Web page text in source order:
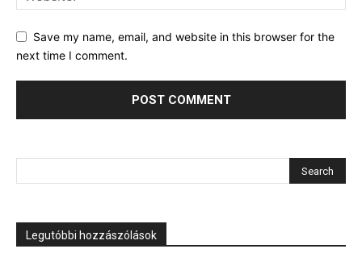
Save my name, email, and website in this browser for the
next time I comment.
Legutóbbi hozzászólások